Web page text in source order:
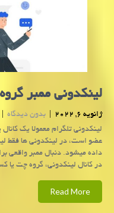
لینکدونی ممبر
ژانویه 6, 2022 | بدون دیدگاه |
لینکدونی تلگرام معمولا یک
عضو است، در لینکدونی ها فقط
داده میشود. دنبال ممبر واقعی
در کانال لینکدونی، گروه چت یا
Read More